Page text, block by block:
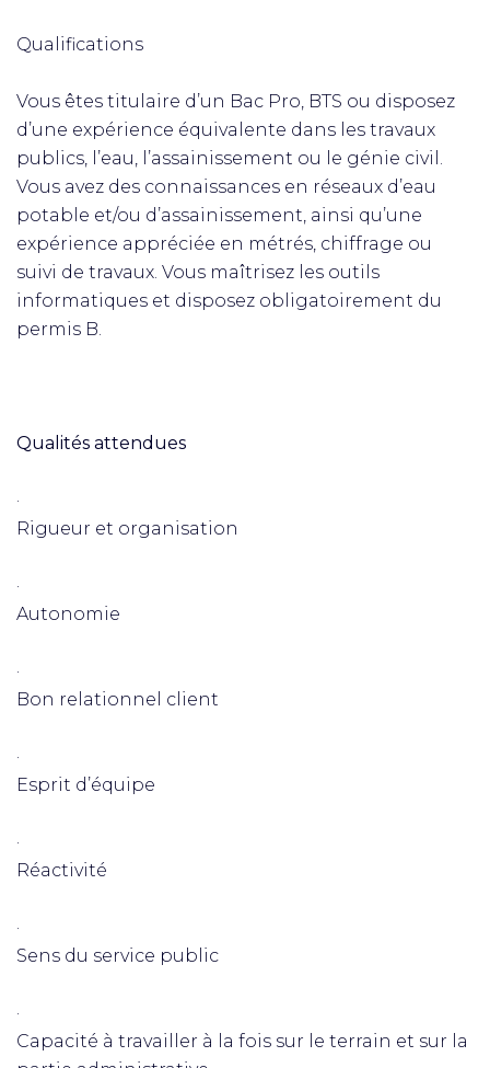
Qualifications
Vous êtes titulaire d’un Bac Pro, BTS ou disposez
d’une expérience équivalente dans les travaux
publics, l’eau, l’assainissement ou le génie civil.
Vous avez des connaissances en réseaux d’eau
potable et/ou d’assainissement, ainsi qu’une
expérience appréciée en métrés, chiffrage ou
suivi de travaux. Vous maîtrisez les outils
informatiques et disposez obligatoirement du
permis B.
Qualités attendues
·
Rigueur et organisation
·
Autonomie
·
Bon relationnel client
·
Esprit d’équipe
·
Réactivité
·
Sens du service public
·
Capacité à travailler à la fois sur le terrain et sur la